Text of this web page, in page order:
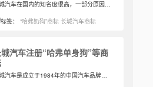
长城汽车在国内的知名度很高，一部分原因是本身汽车的受欢迎程度与企业可信赖度，还有就是别出心裁的汽车取名方式，近期，长城推出了坦克300、哈弗大狗、哈弗初恋等车型。
标签：“哈弗奶狗”商标 长城汽车商标
汽车注册“哈弗单身狗”等商
长城汽车是成立于1984年的中国汽车品牌，主要生产皮卡、SUV、轿车及新能源汽车等车型。经过多年的努力，其俨然已经成为一家具有影响力的跨国公司，旗下有长城、哈弗、WEY和纯电动品牌欧拉四大品牌，发展潜力巨大。关于其商标的注册，也在不断精进。